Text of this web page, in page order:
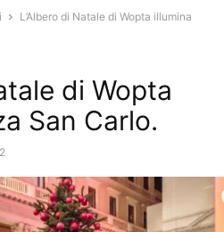
L’Albero di Natale di Wopta illumina
di Wopta
San Carlo.